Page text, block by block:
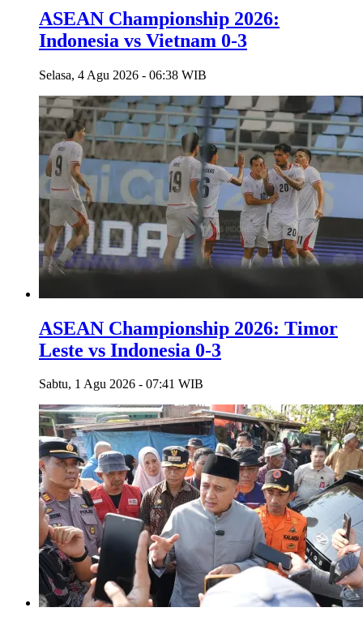
ASEAN Championship 2026:
Indonesia vs Vietnam 0-3
Selasa, 4 Agu 2026 - 06:38 WIB
ASEAN Championship 2026: Timor
Leste vs Indonesia 0-3
Sabtu, 1 Agu 2026 - 07:41 WIB